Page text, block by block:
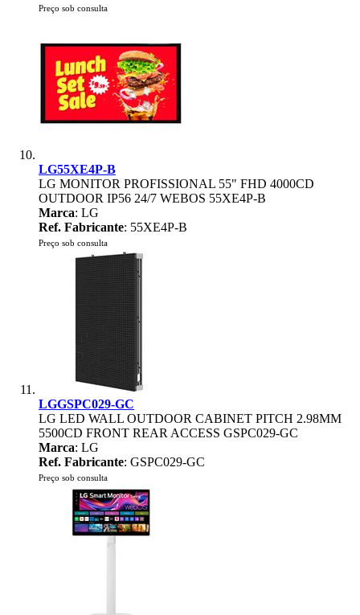
Preço sob consulta
LG55XE4P-B
LG MONITOR PROFISSIONAL 55" FHD 4000CD
OUTDOOR IP56 24/7 WEBOS 55XE4P-B
Marca: LG
Ref. Fabricante: 55XE4P-B
Preço sob consulta
LGGSPC029-GC
LG LED WALL OUTDOOR CABINET PITCH 2.98MM
5500CD FRONT REAR ACCESS GSPC029-GC
Marca: LG
Ref. Fabricante: GSPC029-GC
Preço sob consulta